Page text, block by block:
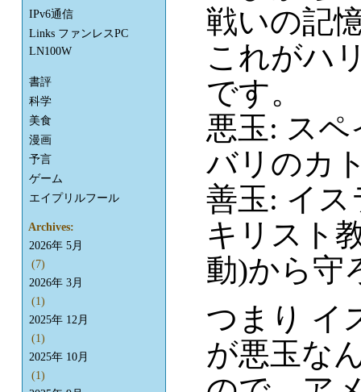
戦いの記
これがハ
です。
悪玉: ス
バリのカ
善玉: イ
キリスト
動)から守
つまり イ
が悪玉な
IPv6通信
Links ファンレスPC
LN100W
書評
科学
美食
漫画
予言
ゲーム
エイプリルフール
Archives:
2026年 5月
(7)
2026年 3月
(1)
2025年 12月
(1)
2025年 10月
(1)